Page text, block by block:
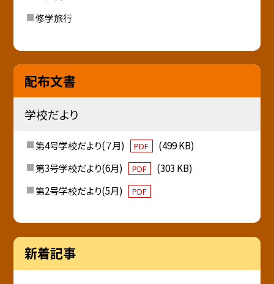
修学旅行
配布文書
学校だより
第4号学校だより(７月) PDF
(499 KB)
第3号学校だより(6月)
PDF
(303 KB)
第2号学校だより(5月)
PDF
新着記事